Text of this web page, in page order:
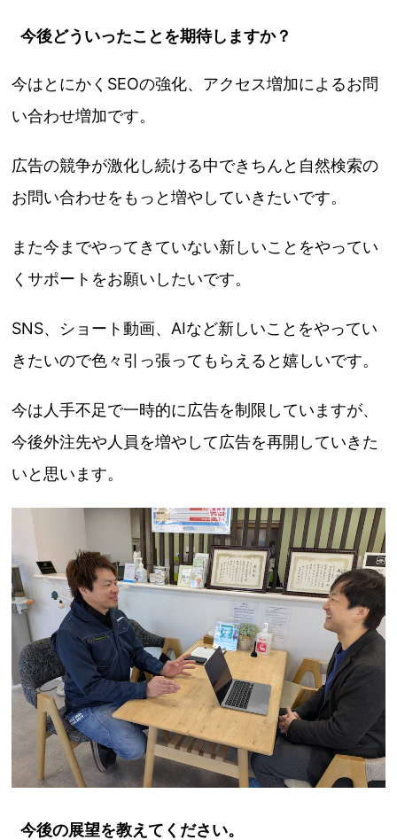
今後どういったことを期待しますか？
今はとにかくSEOの強化、アクセス増加によるお問
い合わせ増加です。
広告の競争が激化し続ける中できちんと自然検索の
お問い合わせをもっと増やしていきたいです。
また今までやってきていない新しいことをやってい
くサポートをお願いしたいです。
SNS、ショート動画、AIなど新しいことをやってい
きたいので色々引っ張ってもらえると嬉しいです。
今は人手不足で一時的に広告を制限していますが、
今後外注先や人員を増やして広告を再開していきた
いと思います。
今後の展望を教えてください。